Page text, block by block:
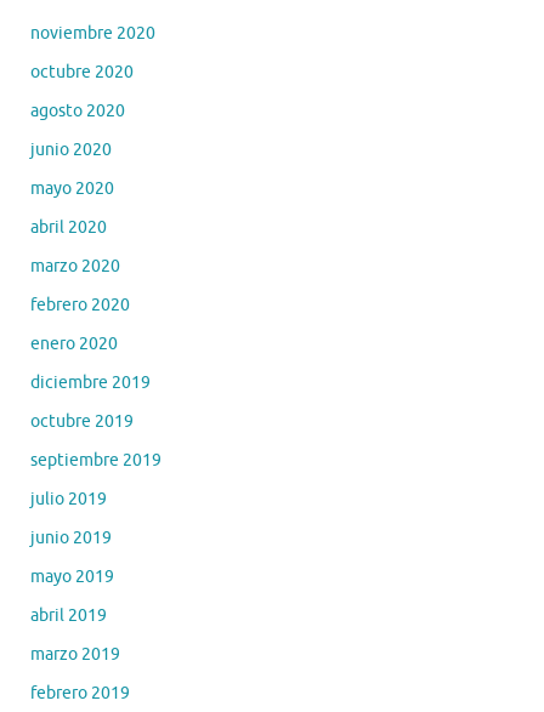
noviembre 2020
octubre 2020
agosto 2020
junio 2020
mayo 2020
abril 2020
marzo 2020
febrero 2020
enero 2020
diciembre 2019
octubre 2019
septiembre 2019
julio 2019
junio 2019
mayo 2019
abril 2019
marzo 2019
febrero 2019